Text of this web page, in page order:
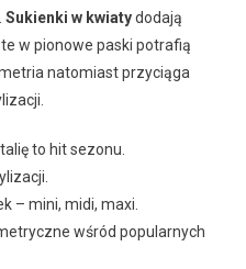
Sukienki w kwiatydodają
w pionowe paski potrafią
natomiast przyciąga
to hit sezonu.
– mini, midi, maxi.
wśród popularnych